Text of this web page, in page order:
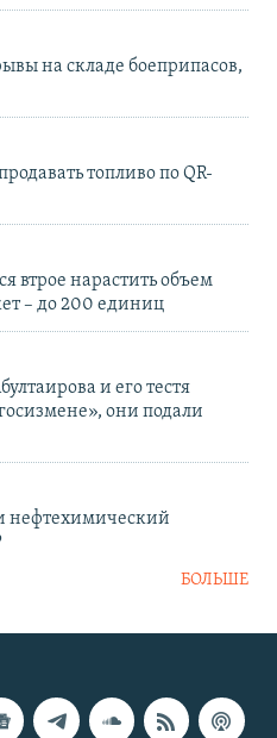
на складе боеприпасов,
топливо по QR-
втрое нарастить объем
– до 200 единиц
и его тестя
они подали
нефтехимический
БОЛЬШЕ